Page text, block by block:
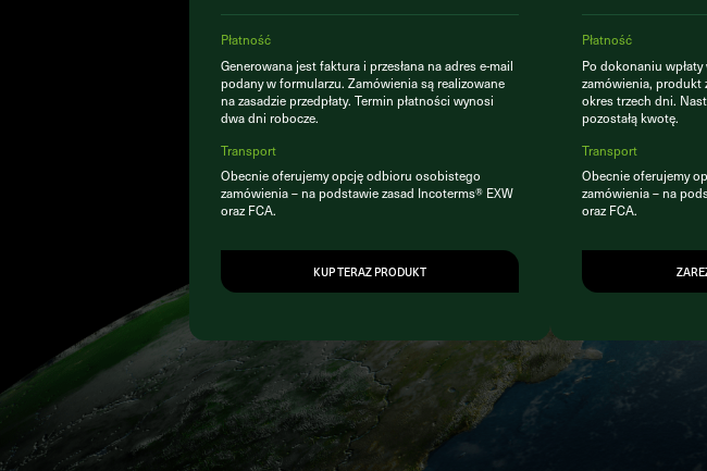
Płatność
Generowana jest faktura i przesłana na adres e-mail
podany w formularzu. Zamówienia są realizowane
na zasadzie przedpłaty. Termin płatności wynosi
dwa dni robocze.
Transport
Obecnie oferujemy opcję odbioru osobistego
zamówienia – na podstawie zasad Incoterms® EXW
oraz FCA.
KUP TERAZ PRODUKT
Płatność
Po dokonaniu
zamówienia, produkt
okres trzech dni.
pozostałą kwotę.
Transport
Obecnie oferujemy
zamówienia – na
oraz FCA.